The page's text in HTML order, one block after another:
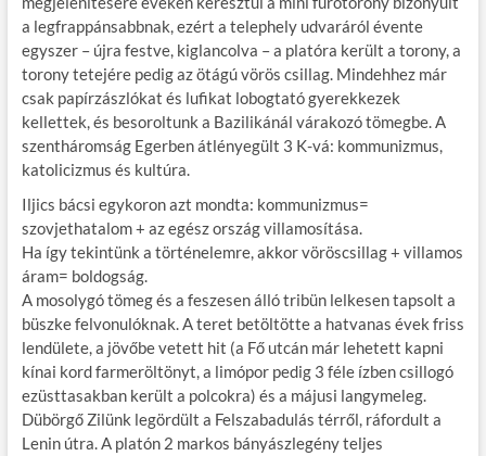
a legfrappánsabbnak, ezért a telephely udvaráról évente
egyszer – újra festve, kiglancolva – a platóra került a torony, a
torony tetejére pedig az ötágú vörös csillag. Mindehhez már
csak papírzászlókat és lufikat lobogtató gyerekkezek
kellettek, és besoroltunk a Bazilikánál várakozó tömegbe. A
szentháromság Egerben átlényegült 3 K-vá: kommunizmus,
katolicizmus és kultúra.
Iljics bácsi egykoron azt mondta: kommunizmus=
szovjethatalom + az egész ország villamosítása.
Ha így tekintünk a történelemre, akkor vöröscsillag + villamos
áram= boldogság.
A mosolygó tömeg és a feszesen álló tribün lelkesen tapsolt a
büszke felvonulóknak. A teret betöltötte a hatvanas évek friss
lendülete, a jövőbe vetett hit (a Fő utcán már lehetett kapni
kínai kord farmeröltönyt, a limópor pedig 3 féle ízben csillogó
ezüsttasakban került a polcokra) és a májusi langymeleg.
Dübörgő Zilünk legördült a Felszabadulás térről, ráfordult a
Lenin útra. A platón 2 markos bányászlegény teljes